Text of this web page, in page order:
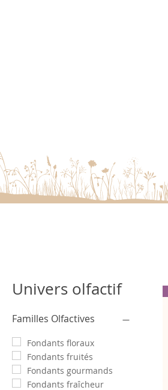
Univers olfactif
Familles Olfactives
Fondants floraux
Fondants fruités
Fondants gourmands
Fondants fraîcheur